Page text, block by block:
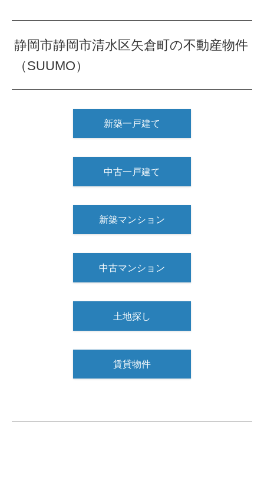
静岡市静岡市清水区矢倉町の不動産物件
（SUUMO）
新築一戸建て
中古一戸建て
新築マンション
中古マンション
土地探し
賃貸物件